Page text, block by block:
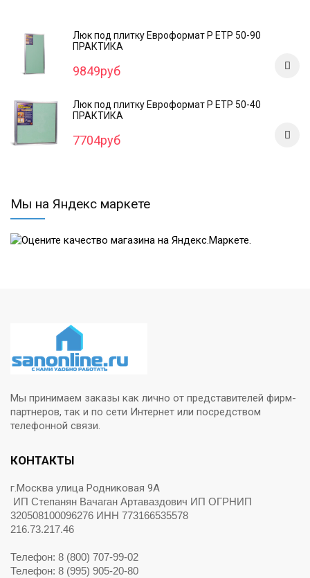
Люк под плитку Евроформат Р ЕТР 50-90
ПРАКТИКА
9849руб
Люк под плитку Евроформат Р ЕТР 50-40
ПРАКТИКА
7704руб
Мы на Яндекс маркете
Мы принимаем заказы как лично от представителей фирм-
партнеров, так и по сети Интернет или посредством
телефонной связи.
КОНТАКТЫ
г.Москва улица Родниковая 9А
ИП Степанян Вачаган Артаваздович ИП ОГРНИП
320508100096276 ИНН 773166535578
216.73.217.46
Телефон: 8 (800) 707-99-02
Телефон: 8 (995) 905-20-80